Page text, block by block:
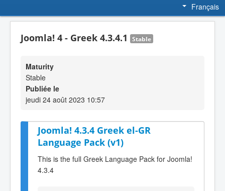
Français
Joomla! 4 - Greek 4.3.4.1 Stable
Maturity
Stable
Publiée le
jeudi 24 août 2023 10:57
Joomla! 4.3.4 Greek el-GR
Language Pack (v1)
This is the full Greek Language Pack for Joomla!
4.3.4